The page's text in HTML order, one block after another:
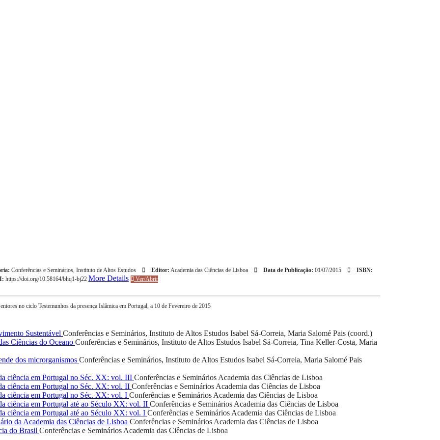
Conferências e Seminários, Instituto de Altos Estudos Editor: Academia das Ciências de Lisboa Data de Publicação: 01/07/2015
ISBN:
https://doi.org/10.58164/bhq1-bj22 More Details Ver/Abrir
no ciclo Testemunhos da presença Islâmica em Portugal, a 10 de Fevereiro de 2015
Sustentável Conferências e Seminários, Instituto de Altos Estudos Isabel Sá-Correia, Maria Salomé Pais (coord.)
Ciências do Oceano Conferências e Seminários, Instituto de Altos Estudos Isabel Sá-Correia, Tina Keller-Costa, Maria
dos microrganismos Conferências e Seminários, Instituto de Altos Estudos Isabel Sá-Correia, Maria Salomé Pais
ciência em Portugal no Séc. XX: vol. III Conferências e Seminários Academia das Ciências de Lisboa
ciência em Portugal no Séc. XX: vol. II Conferências e Seminários Academia das Ciências de Lisboa
ciência em Portugal no Séc. XX: vol. I Conferências e Seminários Academia das Ciências de Lisboa
ciência em Portugal até ao Século XX: vol. II Conferências e Seminários Academia das Ciências de Lisboa
ciência em Portugal até ao Século XX: vol. I Conferências e Seminários Academia das Ciências de Lisboa
da Academia das Ciências de Lisboa Conferências e Seminários Academia das Ciências de Lisboa
do Brasil Conferências e Seminários Academia das Ciências de Lisboa